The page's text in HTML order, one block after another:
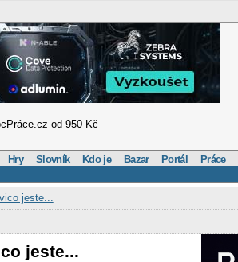
od 950 Kč
Hry Slovník Kdo je Bazar Portál Práce
jeste...
jeste...